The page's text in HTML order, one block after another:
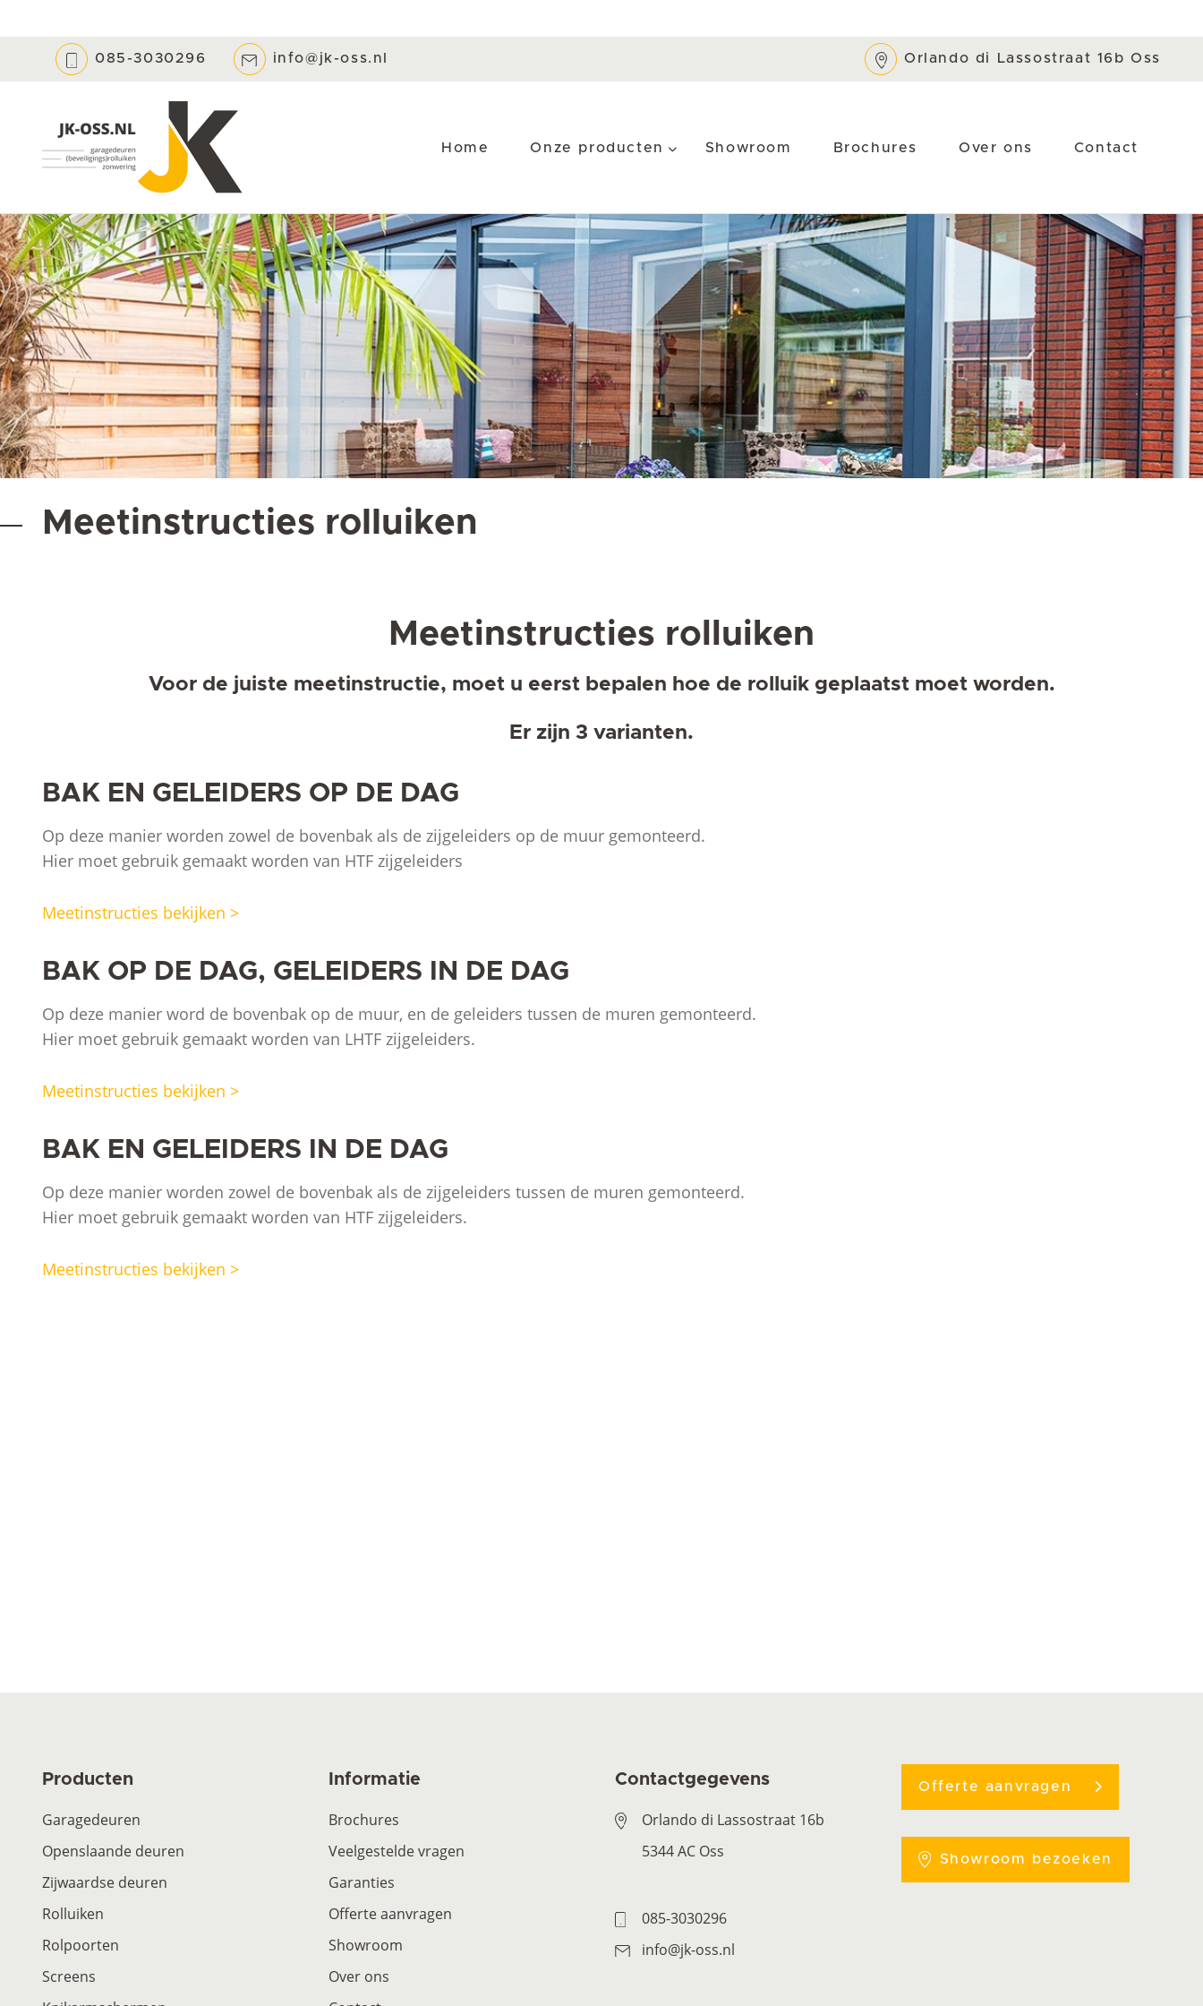
085-3030296 info@jk-oss.nl Orlando di Lassostraat 16b Oss
Home Onze producten Showroom Brochures Over ons Contact
Meetinstructies rolluiken
Meetinstructies rolluiken
Voor de juiste meetinstructie, moet u eerst bepalen hoe de rolluik geplaatst moet worden.
Er zijn 3 varianten.
BAK EN GELEIDERS OP DE DAG
Op deze manier worden zowel de bovenbak als de zijgeleiders op de muur gemonteerd.
Hier moet gebruik gemaakt worden van HTF zijgeleiders
Meetinstructies bekijken >
BAK OP DE DAG, GELEIDERS IN DE DAG
Op deze manier word de bovenbak op de muur, en de geleiders tussen de muren gemonteerd.
Hier moet gebruik gemaakt worden van LHTF zijgeleiders.
Meetinstructies bekijken >
BAK EN GELEIDERS IN DE DAG
Op deze manier worden zowel de bovenbak als de zijgeleiders tussen de muren gemonteerd.
Hier moet gebruik gemaakt worden van HTF zijgeleiders.
Meetinstructies bekijken >
Producten
Garagedeuren
Openslaande deuren
Zijwaardse deuren
Rolluiken
Rolpoorten
Screens
Informatie
Brochures
Veelgestelde vragen
Garanties
Offerte aanvragen
Showroom
Over ons
Contactgegevens
Orlando di Lassostraat 16b
5344 AC Oss
085-3030296
info@jk-oss.nl
Offerte aanvragen
Showroom bezoeken